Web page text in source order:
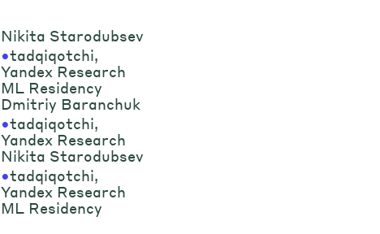
Nikita Starodubsev
•tadqiqotchi,
Yandex Research
ML Residency
Dmitriy Baranchuk
•tadqiqotchi,
Yandex Research
Nikita Starodubsev
•tadqiqotchi,
Yandex Research
ML Residency